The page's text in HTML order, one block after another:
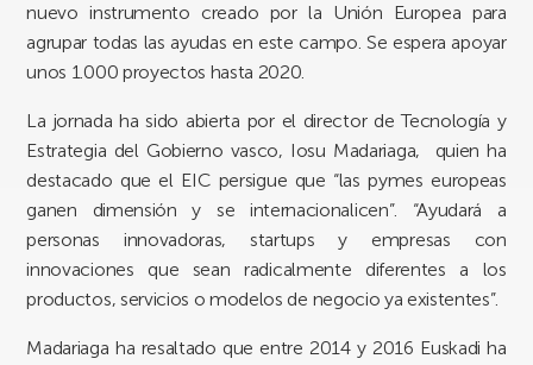
nuevo instrumento creado por la Unión Europea para
agrupar todas las ayudas en este campo. Se espera apoyar
unos 1.000 proyectos hasta 2020.
La jornada ha sido abierta por el director de Tecnología y
Estrategia del Gobierno vasco, Iosu Madariaga, quien ha
destacado que el EIC persigue que “las pymes europeas
ganen dimensión y se internacionalicen”. “Ayudará a
personas innovadoras, startups y empresas con
innovaciones que sean radicalmente diferentes a los
productos, servicios o modelos de negocio ya existentes”.
Madariaga ha resaltado que entre 2014 y 2016 Euskadi ha